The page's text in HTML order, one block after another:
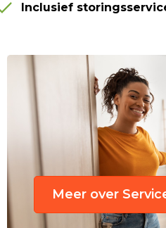
Inclusief
Meer over